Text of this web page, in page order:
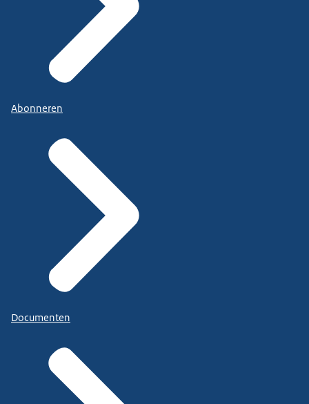
Abonneren
Documenten